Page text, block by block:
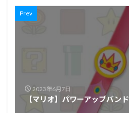
Prev
2023年6月7日
【マリオ】パワーアップバンド